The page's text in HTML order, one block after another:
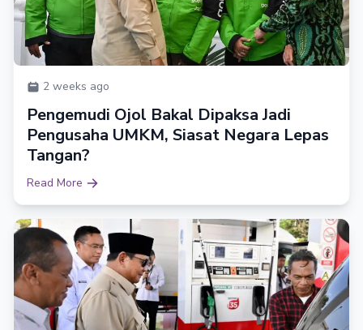
2 weeks ago
Pengemudi Ojol Bakal Dipaksa Jadi
Pengusaha UMKM, Siasat Negara Lepas
Tangan?
Read More